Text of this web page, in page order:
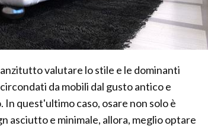
valutare lo stile e le dominanti
da mobili dal gusto antico e
quest'ultimo caso, osare non solo è
asciutto e minimale, allora, meglio optare